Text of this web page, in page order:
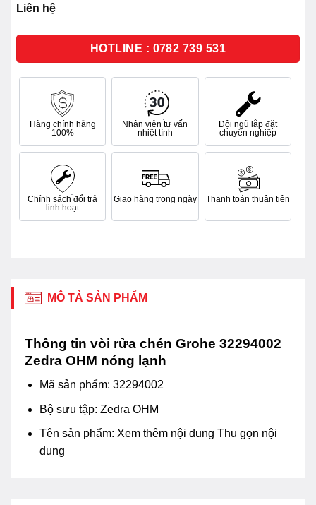
xếp
hạng
sao
Liên hệ
HOTLINE : 0782 739 531
Hàng chính hãng
100%
Nhân viên tư vấn
nhiệt tình
Đội ngũ lắp đặt
chuyên nghiệp
Chính sách đổi trả
linh hoạt
Giao hàng trong ngày Thanh toán thuận tiện
MÔ TẢ SẢN PHẨM
Thông tin vòi rửa chén Grohe 32294002
Zedra OHM nóng lạnh
Mã sản phẩm: 32294002
Bộ sưu tập: Zedra OHM
Tên sản phẩm: Xem thêm nội dung Thu gọn nội
dung